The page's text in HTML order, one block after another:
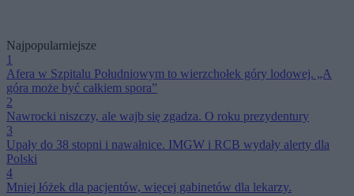
Najpopularniejsze
1
Afera w Szpitalu Południowym to wierzchołek góry lodowej. „A
góra może być całkiem spora”
2
Nawrocki niszczy, ale wajb się zgadza. O roku prezydentury
3
Upały do 38 stopni i nawałnice. IMGW i RCB wydały alerty dla
Polski
4
Mniej łóżek dla pacjentów, więcej gabinetów dla lekarzy.